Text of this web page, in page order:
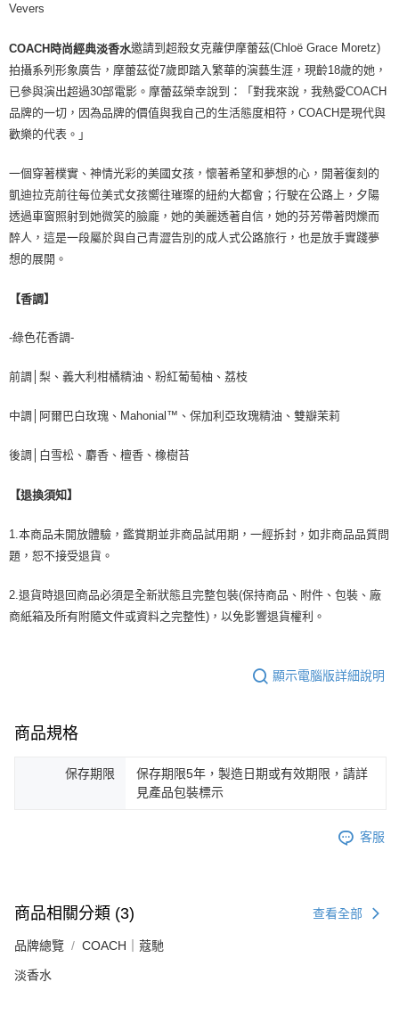
Vevers
COACH時尚經典淡香水邀請到超殺女克蘿伊摩蕾茲(Chloë Grace Moretz)
拍攝系列形象廣告，摩蕾茲從7歲即踏入繁華的演藝生涯，現齡18歲的她，
已參與演出超過30部電影。摩蕾茲榮幸說到：「對我來說，我熱愛COACH
品牌的一切，因為品牌的價值與我自己的生活態度相符，COACH是現代與
歡樂的代表。」
一個穿著樸實、神情光彩的美國女孩，懷著希望和夢想的心，開著復刻的
凱迪拉克前往每位美式女孩嚮往璀璨的紐約大都會；行駛在公路上，夕陽
透過車窗照射到她微笑的臉龐，她的美麗透著自信，她的芬芳帶著閃爍而
醉人，這是一段屬於與自己青澀告別的成人式公路旅行，也是放手實踐夢
想的展開。
【香調】
-綠色花香調-
前調│梨、義大利柑橘精油、粉紅葡萄柚、荔枝
中調│阿爾巴白玫瑰、Mahonial™、保加利亞玫瑰精油、雙瓣茉莉
後調│白雪松、麝香、檀香、橡樹苔
【退換須知】
1.本商品未開放體驗，鑑賞期並非商品試用期，一經拆封，如非商品品質問
題，恕不接受退貨。
2.退貨時退回商品必須是全新狀態且完整包裝(保持商品、附件、包裝、廠
商紙箱及所有附隨文件或資料之完整性)，以免影響退貨權利。
顯示電腦版詳細說明
商品規格
保存期限
保存期限5年，製造日期或有效期限，請詳
見產品包裝標示
客服
商品相關分類 (3) 查看全部
品牌總覽 COACH｜蔻馳
淡香水